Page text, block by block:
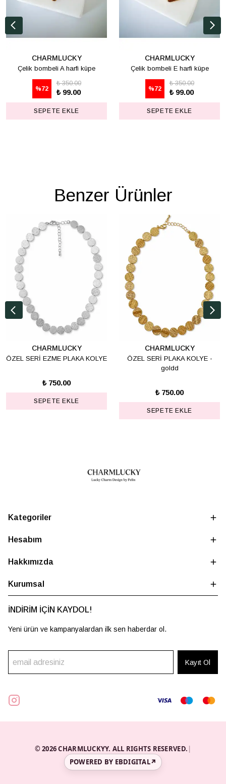
CHARMLUCKY
Çelik bombeli A harfi küpe
%72
₺ 350.00
₺ 99.00
SEPETE EKLE
CHARMLUCKY
Çelik bombeli E harfi küpe
%72
₺ 350.00
₺ 99.00
SEPETE EKLE
Benzer Ürünler
CHARMLUCKY
ÖZEL SERİ EZME PLAKA KOLYE
₺ 750.00
SEPETE EKLE
CHARMLUCKY
ÖZEL SERİ PLAKA KOLYE -
goldd
₺ 750.00
SEPETE EKLE
Kategoriler
Hesabım
Hakkımızda
Kurumsal
İNDİRİM İÇİN KAYDOL!
Yeni ürün ve kampanyalardan ilk sen haberdar ol.
Kayıt Ol
© 2026 CHARMLUCKYY. ALL RIGHTS RESERVED. |
POWERED BY EBDIGITAL↗